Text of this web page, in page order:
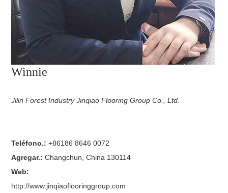
Winnie
Jilin Forest Industry Jinqiao Flooring Group Co., Ltd.
Teléfono.:+86186 8646 0072
Agregar.: Changchun, China 130114
Web:
http://www.jinqiaoflooringgroup.com